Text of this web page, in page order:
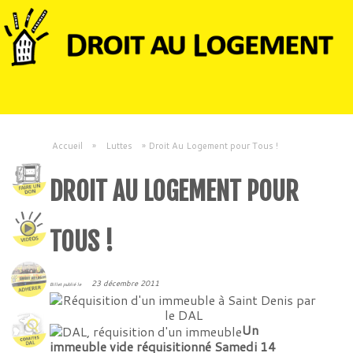
Accueil » Luttes » Droit Au Logement pour Tous !
DROIT AU LOGEMENT POUR
TOUS !
Billet publié le 23 décembre 2011
Un
immeuble vide réquisitionné Samedi 14